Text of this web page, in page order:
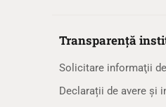
Transparență
Solicitare informaţii
Declarații de avere și